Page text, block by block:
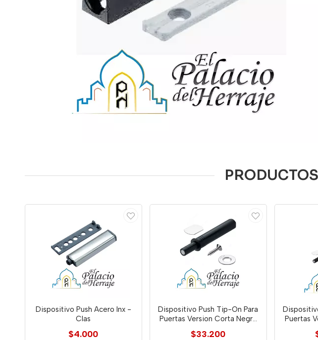
Dispositivo Push Acero Inx -
Clas
$4.000
Dispositivo Push Tip-On Para
Puertas Version Corta Negro
Tierra - Blum
$33.200
Puertas